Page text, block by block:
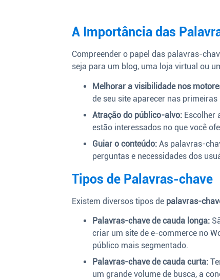
A Importância das
Compreender o papel das palavras-
seja para um blog, uma loja virtual ou
Melhorar a visibilidade nos
de seu site aparecer nas primeiras
Atração do público-alvo: Escolher
estão interessados no que você
Guiar o conteúdo: As palavras-
perguntas e necessidades dos
Tipos de Palavras-chave
Existem diversos tipos de palavras-
Palavras-chave de cauda longa:
criar um site de e-commerce no
público mais segmentado.
Palavras-chave de cauda curta:
um grande volume de busca, a